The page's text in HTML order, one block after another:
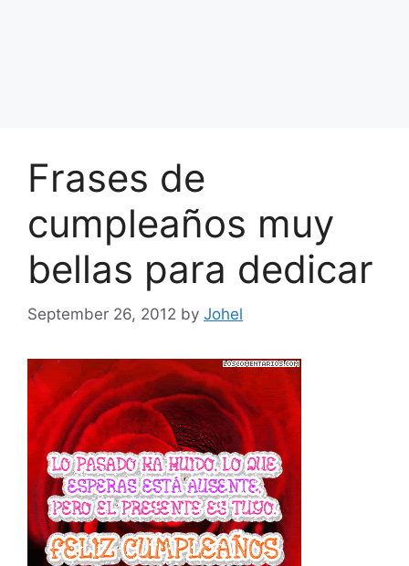
Frases de
cumpleaños muy
bellas para dedicar
September 26, 2012 by Johel